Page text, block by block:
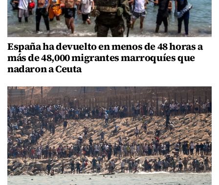
España ha devuelto en menos de 48 horas a
más de 48,000 migrantes marroquíes que
nadaron a Ceuta